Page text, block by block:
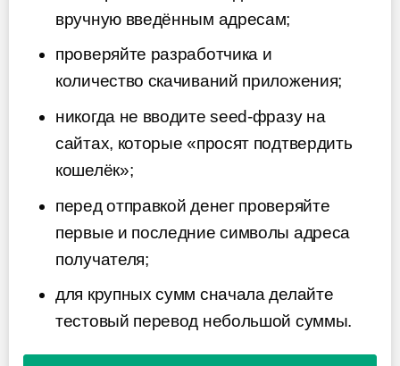
вручную введённым адресам;
проверяйте разработчика и
количество скачиваний приложения;
никогда не вводите seed-фразу на
сайтах, которые «просят подтвердить
кошелёк»;
перед отправкой денег проверяйте
первые и последние символы адреса
получателя;
для крупных сумм сначала делайте
тестовый перевод небольшой суммы.